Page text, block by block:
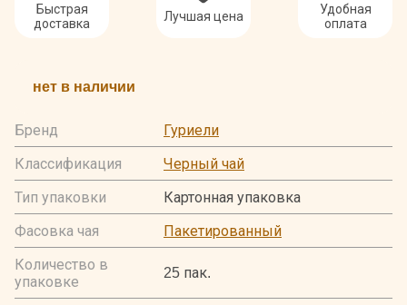
Быстрая
доставка
Лучшая цена
Удобная
оплата
нет в наличии
Бренд
Гуриели
Классификация
Черный чай
Тип упаковки
Картонная упаковка
Фасовка чая
Пакетированный
Количество в
упаковке
25 пак.